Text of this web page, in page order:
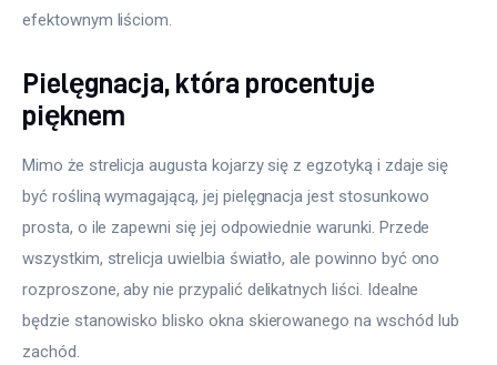
efektownym liściom.
Pielęgnacja, która procentuje
pięknem
Mimo że strelicja augusta kojarzy się z egzotyką i zdaje się
być rośliną wymagającą, jej pielęgnacja jest stosunkowo
prosta, o ile zapewni się jej odpowiednie warunki. Przede
wszystkim, strelicja uwielbia światło, ale powinno być ono
rozproszone, aby nie przypalić delikatnych liści. Idealne
będzie stanowisko blisko okna skierowanego na wschód lub
zachód.